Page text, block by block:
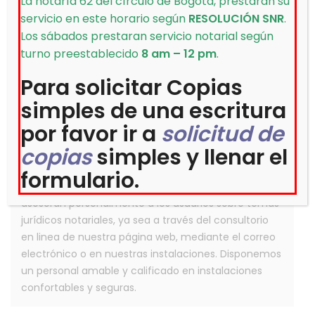
la
información.
7.1.2 Índice de información clasificada y reservada.
7.1.4 Programa de gestión documental.
7.1.5. Tablas de retención documental.
Información Notaría 62 del círculo
de Bogotá
Los abogados de la Notaría 62 del círculo de Bogotá,
asesoran personalmente a los usuarios sobre temas
jurídicos notariales, ya sea a través del consultorio
en linea de nuestra página web, mediante el correo
electrónico o en nuestras instalaciones. Disponemos
un personal amable y calificado en instalaciones
confortables y seguras.
servicio en este horario según RESOLUCIÓN SNR.
Los sábados prestaran servicio notarial según
turno preestablecido 8 am – 12 pm.
Para solicitar Copias
simples de una escritura
por favor ir a solicitud de
copiassimples y llenar el
formulario.